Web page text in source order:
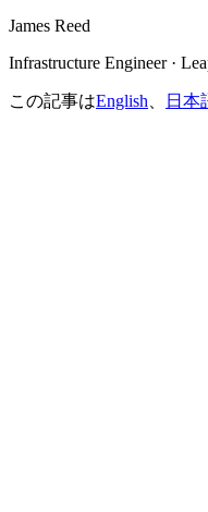
James Reed
Infrastructure Engineer ·
この記事はEnglish 日本